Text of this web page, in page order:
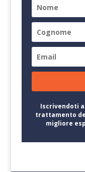
Iscrivendoti
trattamento
migliore